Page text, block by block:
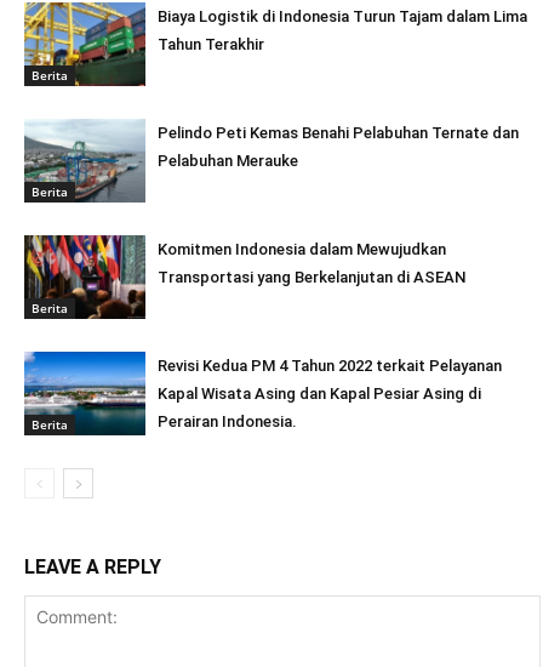
Berita
Biaya Logistik di Indonesia Turun Tajam dalam Lima
Tahun Terakhir
Berita
Pelindo Peti Kemas Benahi Pelabuhan Ternate dan
Pelabuhan Merauke
Berita
Komitmen Indonesia dalam Mewujudkan
Transportasi yang Berkelanjutan di ASEAN
Berita
Revisi Kedua PM 4 Tahun 2022 terkait Pelayanan
Kapal Wisata Asing dan Kapal Pesiar Asing di
Perairan Indonesia.
LEAVE A REPLY